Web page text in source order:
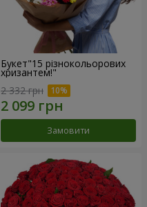
Букет"15 різнокольорових
хризантем!"
2 332 грн
Замовити